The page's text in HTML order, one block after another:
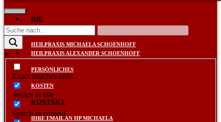
DIE
PRAXEN
HEILPRAXIS MICHAELA SCHOENHOFF
HEILPRAXIS ALEXANDER SCHOENHOFF
PERSÖNLICHES
KOSTEN
KONTAKT
IHRE EMAIL AN HP MICHAELA
Exact matches only
Search in title
Search in content